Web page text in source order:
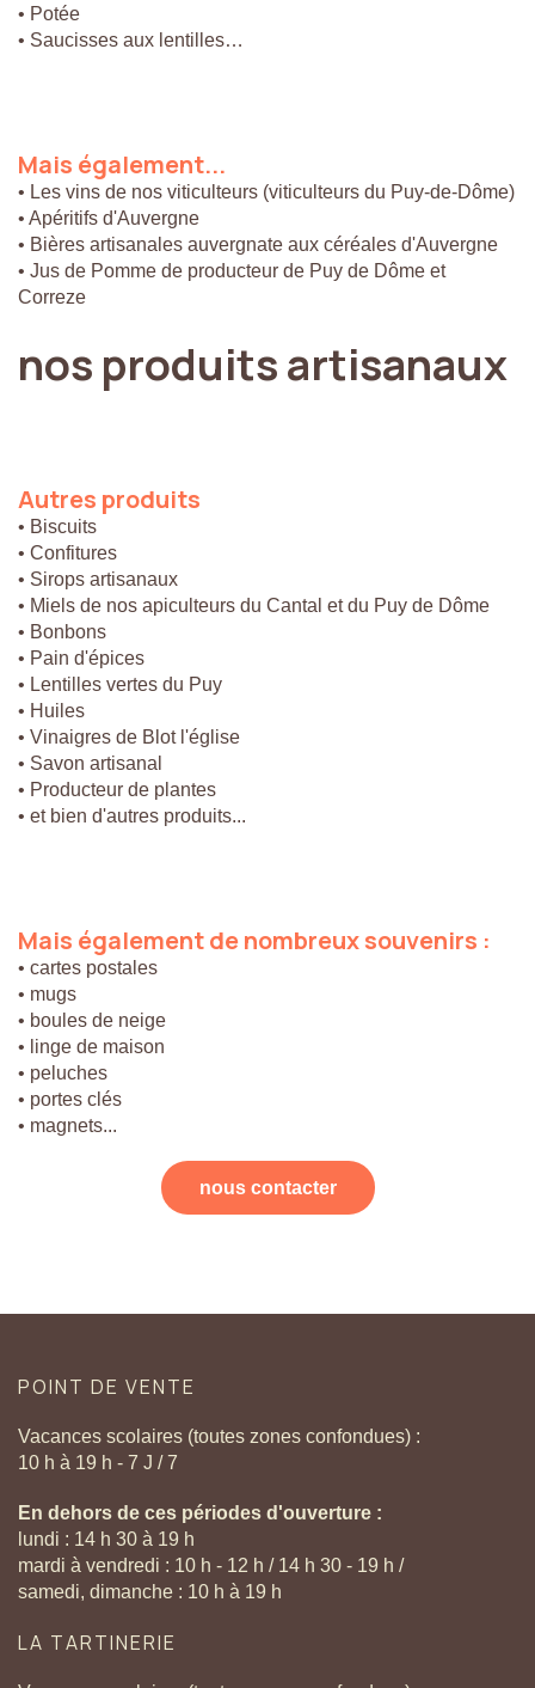
• Potée
• Saucisses aux lentilles…
Mais également...
• Les vins de nos viticulteurs (viticulteurs du Puy-de-Dôme)
• Apéritifs d'Auvergne
• Bières artisanales auvergnate aux céréales d'Auvergne
• Jus de Pomme de producteur de Puy de Dôme et
Correze
nos produitsartisanaux
Autres produits
• Biscuits
• Confitures
• Sirops artisanaux
• Miels de nos apiculteurs du Cantal et du Puy de Dôme
• Bonbons
• Pain d'épices
• Lentilles vertes du Puy
• Huiles
• Vinaigres de Blot l'église
• Savon artisanal
• Producteur de plantes
• et bien d'autres produits...
Mais égalementdenombreuxsouvenirs :
• cartes postales
• mugs
• boules de neige
• linge de maison
• peluches
• portes clés
• magnets...
nous contacter
POINT DE VENTE
Vacances scolaires (toutes zones confondues) :
10 h à 19 h - 7 J / 7
En dehors de ces périodes d'ouverture :
lundi : 14 h 30 à 19 h
mardi à vendredi : 10 h - 12 h / 14 h 30 - 19 h /
samedi, dimanche : 10 h à 19 h
LA TARTINERIE